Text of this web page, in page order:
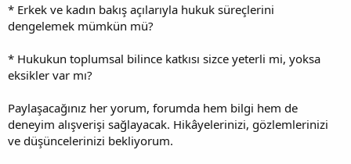
* Erkek ve kadın bakış açılarıyla hukuk süreçlerini
dengelemek mümkün mü?
* Hukukun toplumsal bilince katkısı sizce yeterli mi, yoksa
eksikler var mı?
Paylaşacağınız her yorum, forumda hem bilgi hem de
deneyim alışverişi sağlayacak. Hikâyelerinizi, gözlemlerinizi
ve düşüncelerinizi bekliyorum.